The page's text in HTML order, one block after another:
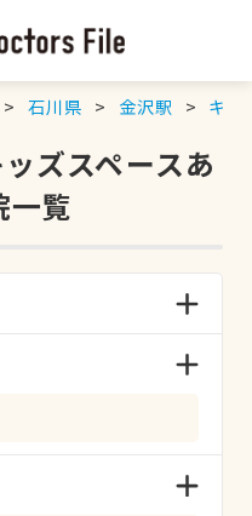
石川県 金沢駅 キッ
ズスペースあ
一覧